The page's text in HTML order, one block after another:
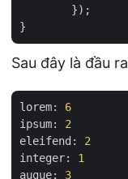
Sau đây là đầu
lorem:
6
ipsum:
2
eleifend:
2
integer:
1
augue:
3